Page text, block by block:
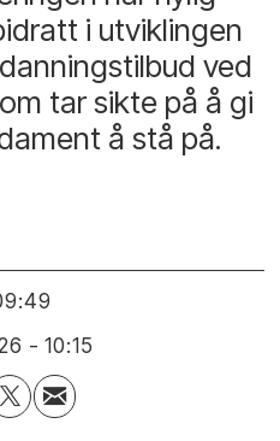
i utviklingen
ved
tar sikte på å gi
å stå på.
- 10:15